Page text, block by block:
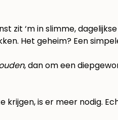
zit ‘m in slimme,
Het geheim? Een
, dan om een
is er meer nodig.